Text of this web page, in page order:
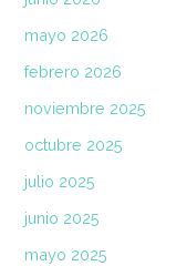
mayo 2026
febrero 2026
noviembre 2025
octubre 2025
julio 2025
junio 2025
mayo 2025